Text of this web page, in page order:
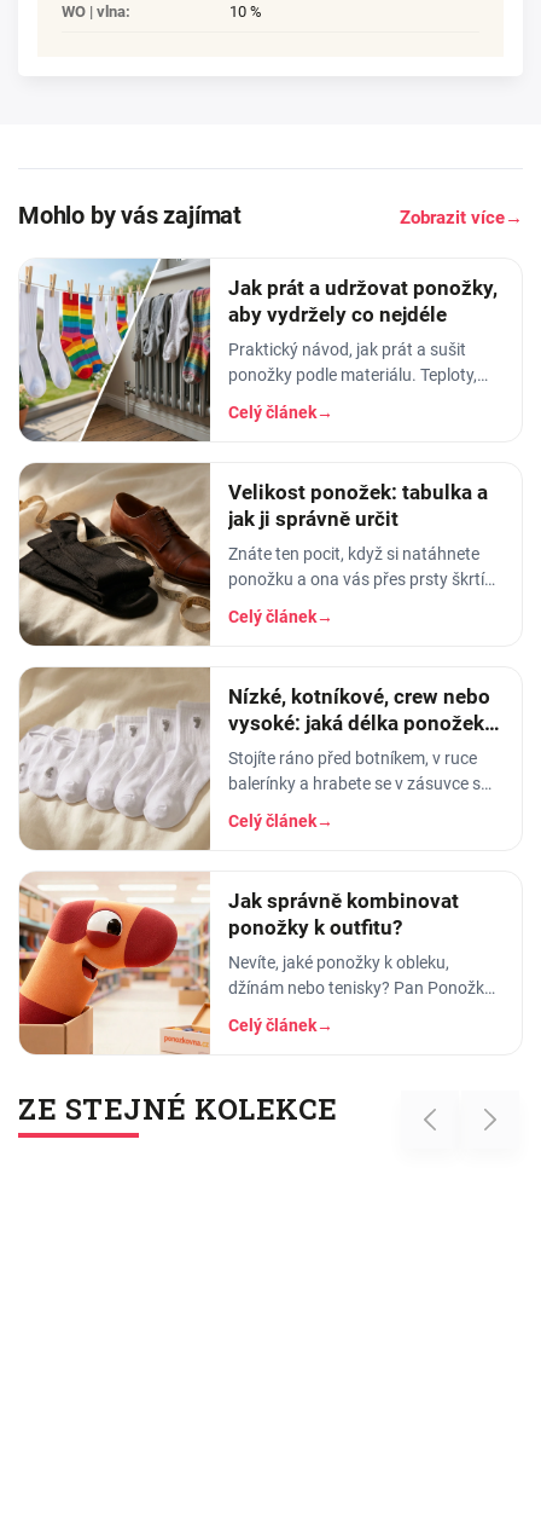
WO | vlna: 10 %
Mohlo by vás zajímat Zobrazit více→
Jak prát a udržovat ponožky,
aby vydržely co nejdéle
Praktický návod, jak prát a sušit
ponožky podle materiálu. Teploty,
tak sražení, trhání a ztrátě tvaru.
Celý článek→
Velikost ponožek: tabulka a
jak ji správně určit
Znáte ten pocit, když si natáhnete
ponožku a ona vás přes prsty škrtí
naopak - pata vám vyleze do půlky
Celý článek→
Nízké, kotníkové, crew nebo
vysoké: jaká délka ponožek k
čemu
Stojíte ráno před botníkem, v ruce
balerínky a hrabete se v zásuvce s
pravdy: vytáhnete kotníkové, obujete
Celý článek→
Jak správně kombinovat
ponožky k outfitu?
Nevíte, jaké ponožky k obleku,
džínám nebo tenisky? Pan Ponožka
i délku. Praktický průvodce pro muže
Celý článek→
ZE STEJNÉ KOLEKCE Previous Next